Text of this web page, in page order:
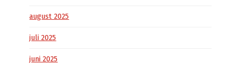
august 2025
juli 2025
juni 2025